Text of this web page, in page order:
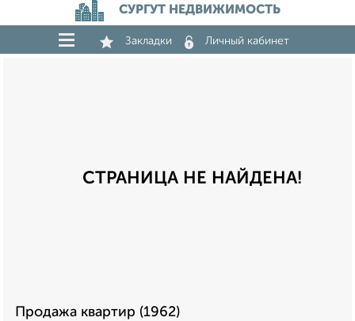
СУРГУТ НЕДВИЖИМОСТЬ
Закладки Личный кабинет
СТРАНИЦА НЕ НАЙДЕНА!
Продажа квартир (1962)